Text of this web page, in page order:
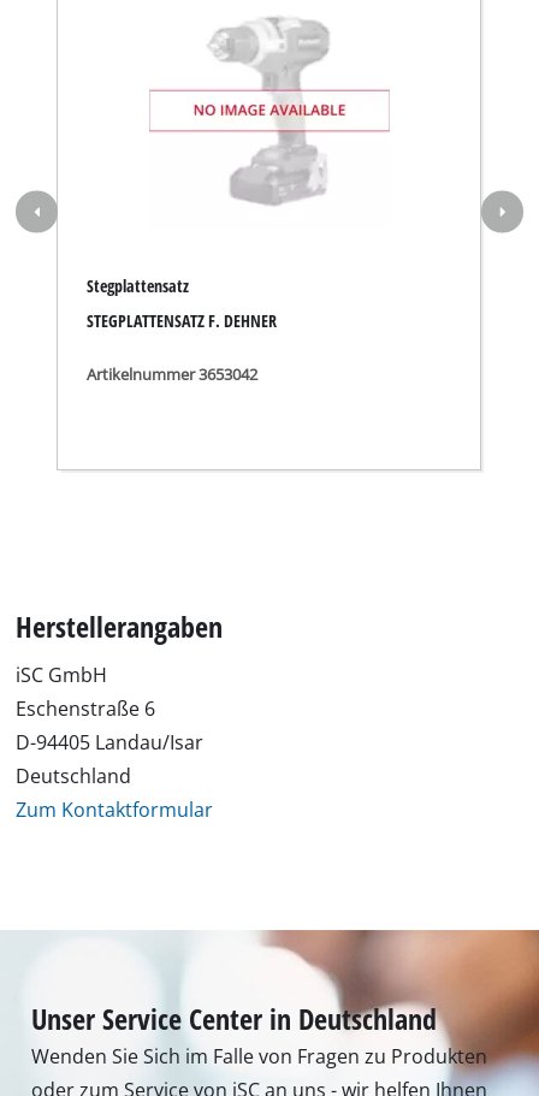
Stegplattensatz
STEGPLATTENSATZ F. DEHNER
Artikelnummer 3653042
Herstellerangaben
iSC GmbH
Eschenstraße 6
D-94405 Landau/Isar
Deutschland
Zum Kontaktformular
Unser Service Center in Deutschland
Wenden Sie Sich im Falle von Fragen zu Produkten
oder zum Service von iSC an uns - wir helfen Ihnen